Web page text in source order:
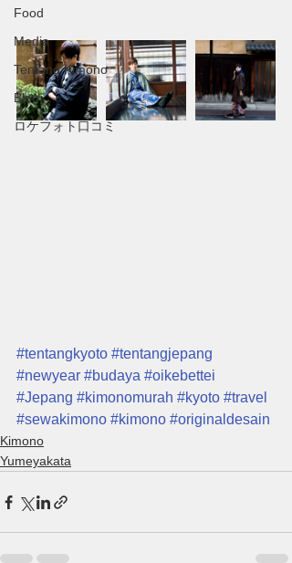
Food
Media
Tentang Kimono
Blog
ロケフォト口コミ
#tentangkyoto #tentangjepang
#newyear #budaya #oikebettei
#Jepang #kimonomurah #kyoto #travel
#sewakimono #kimono #originaldesain
Kimono
Yumeyakata